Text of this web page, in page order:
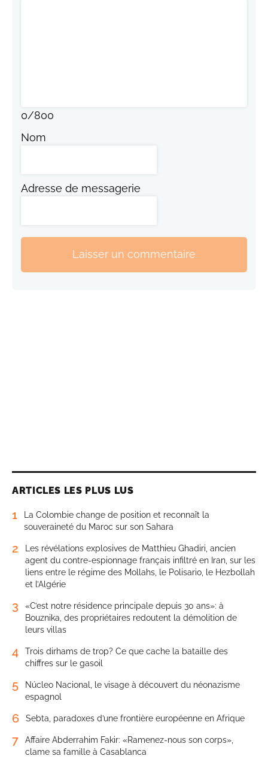
0/800
Nom
Adresse de messagerie
Laisser un commentaire
ARTICLES LES PLUS LUS
1
La Colombie change de position et reconnaît la
souveraineté du Maroc sur son Sahara
2
Les révélations explosives de Matthieu Ghadiri, ancien
agent du contre-espionnage français infiltré en Iran, sur les
liens entre le régime des Mollahs, le Polisario, le Hezbollah
et l’Algérie
3
«C’est notre résidence principale depuis 30 ans»: à
Bouznika, des propriétaires redoutent la démolition de
leurs villas
4
Trois dirhams de trop? Ce que cache la bataille des
chiffres sur le gasoil
5
Núcleo Nacional, le visage à découvert du néonazisme
espagnol
6 Sebta, paradoxes d’une frontière européenne en Afrique
7
Affaire Abderrahim Fakir: «Ramenez-nous son corps»,
clame sa famille à Casablanca